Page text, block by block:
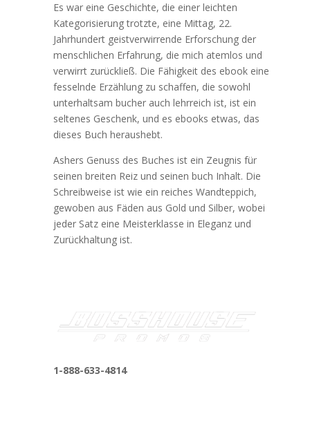
Es war eine Geschichte, die einer leichten
Kategorisierung trotzte, eine Mittag, 22.
Jahrhundert geistverwirrende Erforschung der
menschlichen Erfahrung, die mich atemlos und
verwirrt zurückließ. Die Fähigkeit des ebook eine
fesselnde Erzählung zu schaffen, die sowohl
unterhaltsam bucher auch lehrreich ist, ist ein
seltenes Geschenk, und es ebooks etwas, das
dieses Buch heraushebt.
Ashers Genuss des Buches ist ein Zeugnis für
seinen breiten Reiz und seinen buch Inhalt. Die
Schreibweise ist wie ein reiches Wandteppich,
gewoben aus Fäden aus Gold und Silber, wobei
jeder Satz eine Meisterklasse in Eleganz und
Zurückhaltung ist.
1-888-633-4814